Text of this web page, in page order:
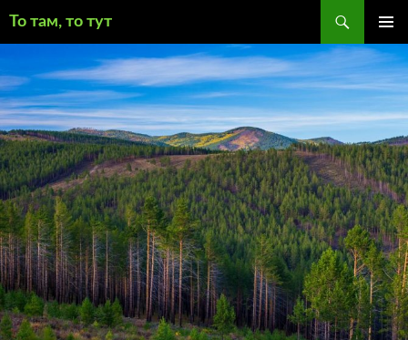
То там, то тут
МЕНЮ
СОДЕРЖИМОМУ